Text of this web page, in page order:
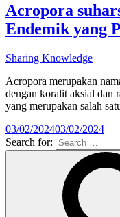
Acropora
Endemik yang
Sharing Knowledge
Acropora merupakan
dengan koralit aksial dan
yang merupakan salah
03/02/202403/02/2024
Search for: